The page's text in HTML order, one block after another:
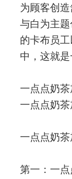
为顾客创
与白为主
的卡布员
中，这就是
一点点奶茶
一点点奶茶
一点点奶
第一：一